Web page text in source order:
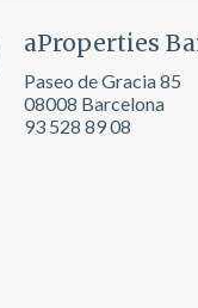
aProperties
Paseo de Gracia 85
08008 Barcelona
93 528 89 08